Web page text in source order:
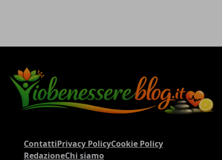
ContattiPrivacy PolicyCookie Policy
RedazioneChi siamo